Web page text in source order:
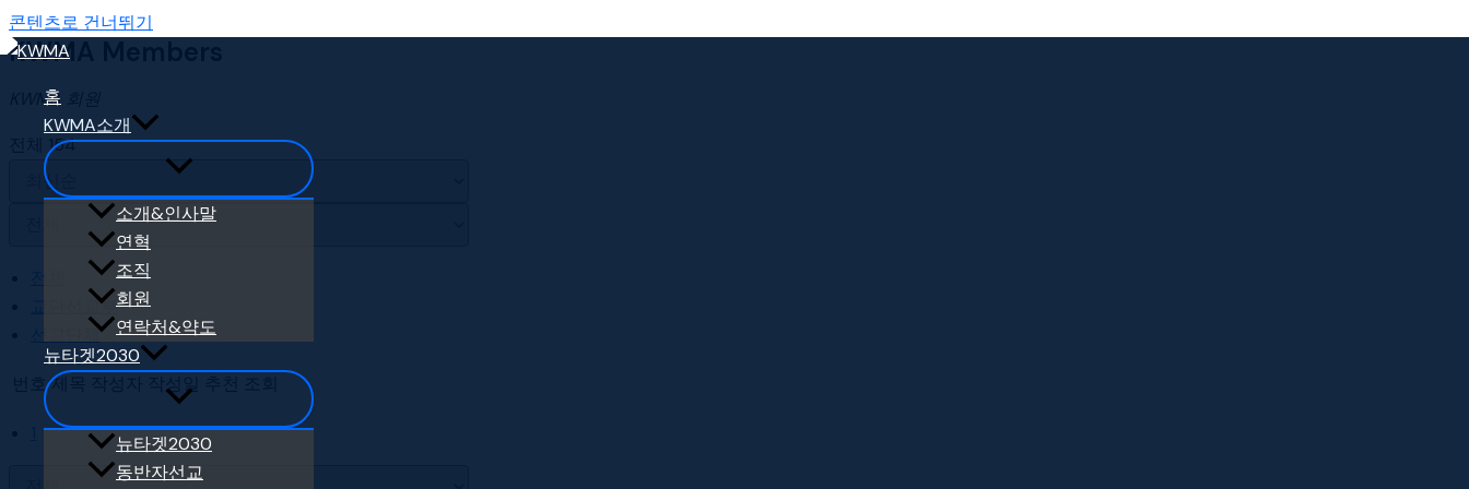
콘텐츠로 건너뛰기
홈
KWMA소개
소개&인사말
연혁
조직
회원
연락처&약도
뉴타겟2030
뉴타겟2030
동반자선교
KWMA Members
KWMA 회원
전체 154
교단선교부
선교단체
번호제목 작성일